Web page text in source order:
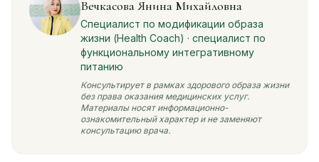
Вечкасова Янина Михайловна
Специалист по модификации образа
жизни (Health Coach) · специалист по
функциональному интегративному
питанию
Консультирует в рамках здорового образа жизни
без права оказания медицинских услуг.
Материалы носят информационно-
ознакомительный характер и не заменяют
консультацию врача.